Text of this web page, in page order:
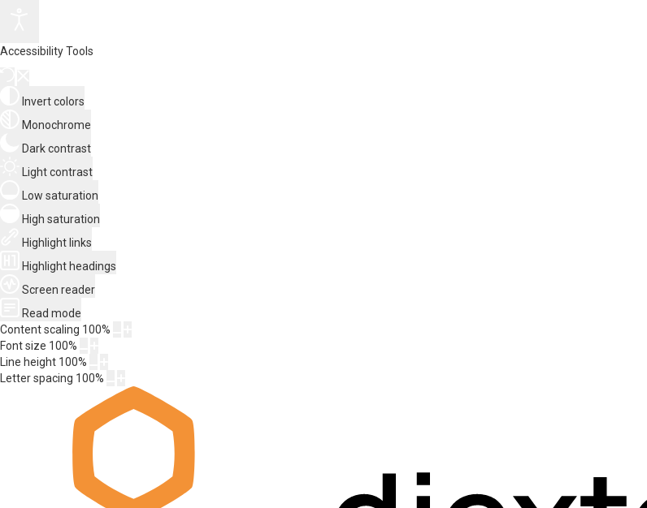
Accessibility Tools
Invert colors
Monochrome
Dark contrast
Light contrast
Low saturation
High saturation
Highlight links
Highlight headings
Screen reader
Read mode
Content scaling 100%
Font size 100%
Line height 100%
Letter spacing 100%